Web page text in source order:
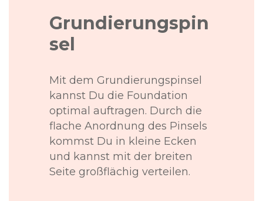
Grundierungspin
sel
Mit dem Grundierungspinsel
kannst Du die Foundation
optimal auftragen. Durch die
flache Anordnung des Pinsels
kommst Du in kleine Ecken
und kannst mit der breiten
Seite großflächig verteilen.